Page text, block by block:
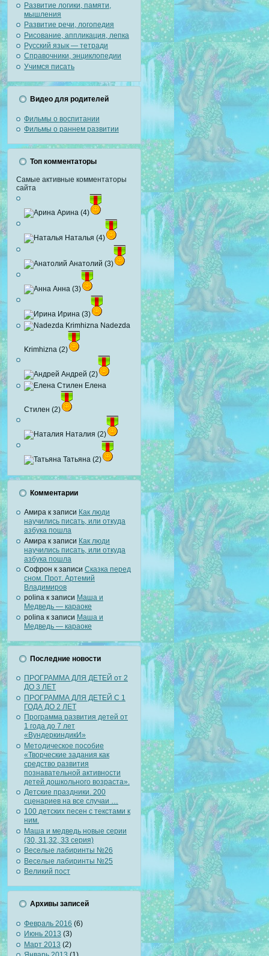
Развитие логики, памяти,
мышления
Развитие речи, логопедия
Рисование, аппликация, лепка
Русский язык — тетради
Справочники, энциклопедии
Учимся писать
Видео для родителей
Фильмы о воспитании
Фильмы о раннем развитии
Топ комментаторы
Самые активные комментаторы
сайта
Арина (4)
Наталья (4)
Анатолий (3)
Анна (3)
Ирина (3)
Nadezda
Krimhizna (2)
Андрей (2)
Елена
Стилен (2)
Наталия (2)
Татьяна (2)
Комментарии
Амира к записи Как люди
научились писать, или откуда
азбука пошла
Амира к записи Как люди
научились писать, или откуда
азбука пошла
Софрон к записи Сказка перед
сном. Прот. Артемий
Владимиров
polina к записи Маша и
Медведь — караоке
polina к записи Маша и
Медведь — караоке
Последние новости
ПРОГРАММА ДЛЯ ДЕТЕЙ от 2
ДО 3 ЛЕТ
ПРОГРАММА ДЛЯ ДЕТЕЙ С 1
ГОДА ДО 2 ЛЕТ
Программа развития детей от
1 года до 7 лет
«ВундеркиндикИ»
Методическое пособие
«Творческие задания как
средство развития
познавательной активности
детей дошкольного возраста».
Детские праздники. 200
сценариев на все случаи …
100 детских песен с текстами к
ним.
Маша и медведь новые серии
(30, 31,32, 33 серия)
Веселые лабиринты №26
Веселые лабиринты №25
Великий пост
Архивы записей
Февраль 2016 (6)
Июнь 2013 (3)
Март 2013 (2)